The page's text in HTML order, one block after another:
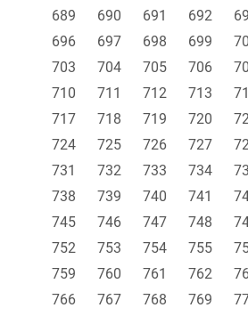
689
690 691 692
696
697 698 699
703
704 705 706
710
711 712 713
717
718 719 720
724
725 726 727
731
732 733 734
738
739 740 741
745
746 747 748
752
753 754 755
759
760 761 762
766
767 768 769